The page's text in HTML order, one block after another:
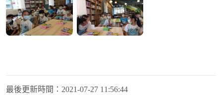
最後更新時間： 2021-07-27 11:56:44